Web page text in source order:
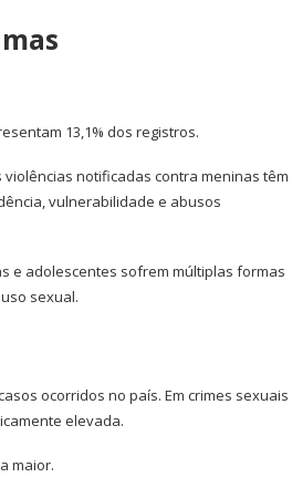
13,1% dos registros.
notificadas contra meninas têm
vulnerabilidade e abusos
e adolescentes sofrem múltiplas formas
sexual.
ocorridos no país. Em crimes sexuais
elevada.
maior.